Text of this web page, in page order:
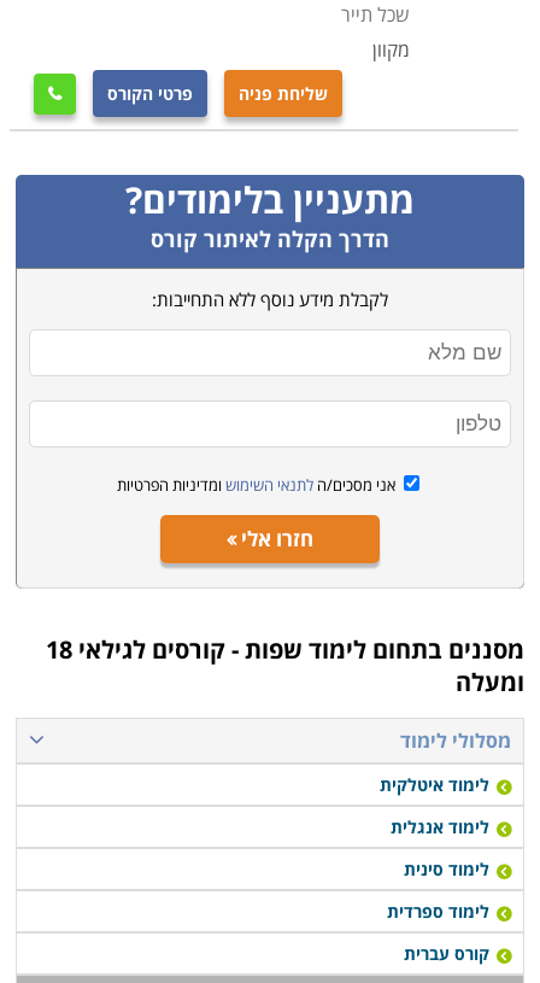
שכל תייר
מקוון
שליחת פניה פרטי הקורס 
מתעניין בלימודים?
הדרך הקלה לאיתור קורס
לקבלת מידע נוסף ללא התחייבות:
אני מסכים/ה לתנאי השימוש ומדיניות הפרטיות
חזרו אלי
מסננים בתחום
לימוד שפות - קורסים לגילאי 18
ומעלה
מסלולי לימוד
לימוד איטלקית
לימוד אנגלית
לימוד סינית
לימוד ספרדית
קורס עברית